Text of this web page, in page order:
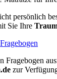
persönlich
Sie Ihre
Fragebogen
Fragebogen
zur